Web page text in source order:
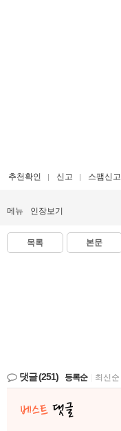
추천확인 신고 스팸신고
메뉴 인장보기
목록 본문
댓글(251) 등록순 최신순